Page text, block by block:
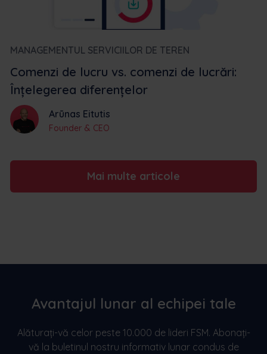
MANAGEMENTUL SERVICIILOR DE TEREN
Comenzi de lucru vs. comenzi de lucrări:
Înțelegerea diferențelor
Arūnas Eitutis
Founder & CEO
Mai multe articole
Avantajul lunar al echipei tale
Alăturați-vă celor peste 10.000 de lideri FSM. Abonați-
vă la buletinul nostru informativ lunar condus de